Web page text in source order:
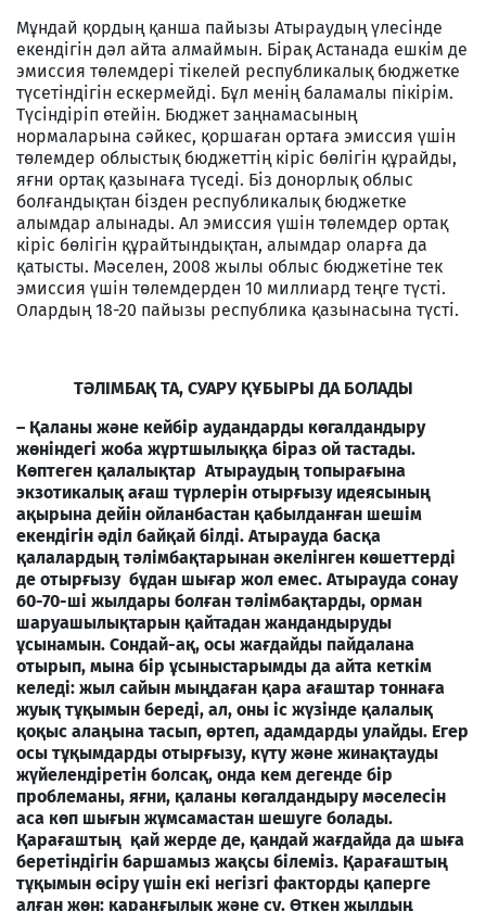
Мұндай қордың қанша пайызы Атыраудың үлесінде
екендігін дәл айта алмаймын. Бірақ Астанада ешкім де
эмиссия төлемдері тікелей республикалық бюджетке
түсетіндігін ескермейді. Бұл менің баламалы пікірім.
Түсіндіріп өтейін. Бюджет заңнамасының
нормаларына сәйкес, қоршаған ортаға эмиссия үшін
төлемдер облыстық бюджеттің кіріс бөлігін құрайды,
яғни ортақ қазынаға түседі. Біз донорлық облыс
болғандықтан бізден республикалық бюджетке
алымдар алынады. Ал эмиссия үшін төлемдер ортақ
кіріс бөлігін құрайтындықтан, алымдар оларға да
қатысты. Мәселен, 2008 жылы облыс бюджетіне тек
эмиссия үшін төлемдерден 10 миллиард теңге түсті.
Олардың 18-20 пайызы республика қазынасына түсті.
ТӘЛІМБАҚ ТА, СУАРУ ҚҰБЫРЫ ДА БОЛАДЫ
– Қаланы және кейбір аудандарды көгалдандыру
жөніндегі жоба жұртшылыққа біраз ой тастады.
Көптеген қалалықтар Атыраудың топырағына
экзотикалық ағаш түрлерін отырғызу идеясының
ақырына дейін ойланбастан қабылданған шешім
екендігін әділ байқай білді. Атырауда басқа
қалалардың тәлімбақтарынан әкелінген көшеттерді
де отырғызу бұдан шығар жол емес. Атырауда сонау
60-70-ші жылдары болған тәлімбақтарды, орман
шаруашылықтарын қайтадан жандандыруды
ұсынамын. Сондай-ақ, осы жағдайды пайдалана
отырып, мына бір ұсыныстарымды да айта кеткім
келеді: жыл сайын мыңдаған қара ағаштар тоннаға
жуық тұқымын береді, ал, оны іс жүзінде қалалық
қоқыс алаңына тасып, өртеп, адамдарды улайды. Егер
осы тұқымдарды отырғызу, күту және жинақтауды
жүйелендіретін болсақ, онда кем дегенде бір
проблеманы, яғни, қаланы көгалдандыру мәселесін
аса көп шығын жұмсамастан шешуге болады.
Қарағаштың қай жерде де, қандай жағдайда да шыға
беретіндігін баршамыз жақсы білеміз. Қарағаштың
тұқымын өсіру үшін екі негізгі факторды қаперге
алған жөн: қараңғылық және су. Өткен жылдың